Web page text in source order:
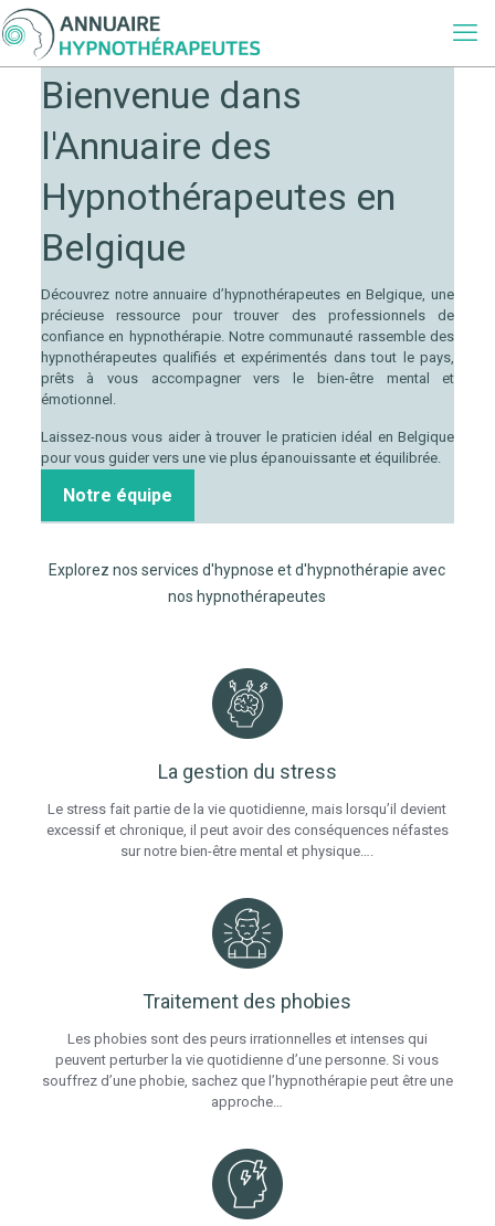
Bienvenue dans
l'Annuaire des
Hypnothérapeutes en
Belgique
Découvrez notre annuaire d’hypnothérapeutes en Belgique, une
précieuse ressource pour trouver des professionnels de
confiance en hypnothérapie. Notre communauté rassemble des
hypnothérapeutes qualifiés et expérimentés dans tout le pays,
prêts à vous accompagner vers le bien-être mental et
émotionnel.
Laissez-nous vous aider à trouver le praticien idéal en Belgique
pour vous guider vers une vie plus épanouissante et équilibrée.
Notre équipe
Explorez nos services d'hypnose et d'hypnothérapie avec
nos hypnothérapeutes
La gestion du stress
Le stress fait partie de la vie quotidienne, mais lorsqu’il devient
excessif et chronique, il peut avoir des conséquences néfastes
sur notre bien-être mental et physique….
Traitement des phobies
Les phobies sont des peurs irrationnelles et intenses qui
peuvent perturber la vie quotidienne d’une personne. Si vous
souffrez d’une phobie, sachez que l’hypnothérapie peut être une
approche…